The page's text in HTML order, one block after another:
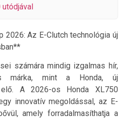
utódjával
2026: Az E-Clutch technológia új
számára mindig izgalmas hír,
márka, mint a Honda, új
A 2026-os Honda XL750
innovatív megoldással, az E-
amely forradalmasíthatja a